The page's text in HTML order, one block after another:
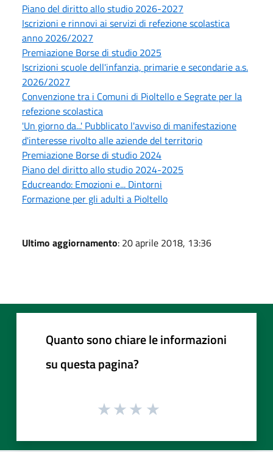
Piano del diritto allo studio 2026-2027
Iscrizioni e rinnovi ai servizi di refezione scolastica
anno 2026/2027
Premiazione Borse di studio 2025
Iscrizioni scuole dell'infanzia, primarie e secondarie a.s.
2026/2027
Convenzione tra i Comuni di Pioltello e Segrate per la
refezione scolastica
'Un giorno da...' Pubblicato l'avviso di manifestazione
d'interesse rivolto alle aziende del territorio
Premiazione Borse di studio 2024
Piano del diritto allo studio 2024-2025
Educreando: Emozioni e... Dintorni
Formazione per gli adulti a Pioltello
Ultimo aggiornamento: 20 aprile 2018, 13:36
Quanto sono chiare le informazioni
su questa pagina?